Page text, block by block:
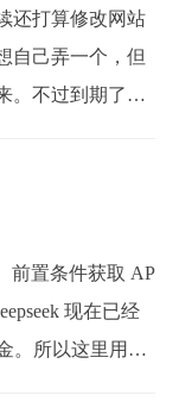
还打算修改网站
自己弄一个，但
。不过到期了我
前置条件获取 AP
现在已经
。所以这里用的